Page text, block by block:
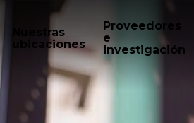
Nuestras
ubicaciones
Proveedores
e
investigación